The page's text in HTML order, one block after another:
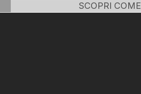
SCOPRI COME